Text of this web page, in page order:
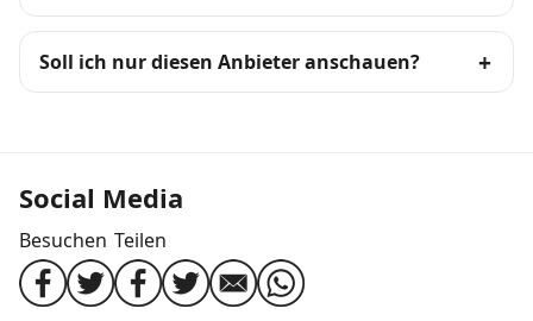
Soll ich nur diesen Anbieter anschauen?
Social Media
Besuchen Teilen